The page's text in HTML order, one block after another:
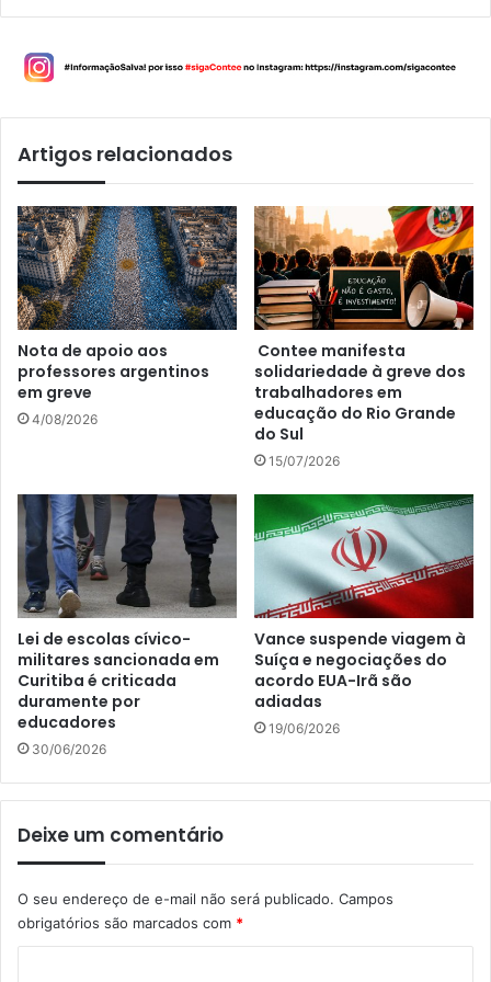
Artigos relacionados
Nota de apoio aos
professores argentinos
em greve
4/08/2026
Contee manifesta
solidariedade à greve dos
trabalhadores em
educação do Rio Grande
do Sul
15/07/2026
Lei de escolas cívico-
militares sancionada em
Curitiba é criticada
duramente por
educadores
30/06/2026
Vance suspende viagem à
Suíça e negociações do
acordo EUA-Irã são
adiadas
19/06/2026
Deixe um comentário
O seu endereço de e-mail não será publicado. Campos
obrigatórios são marcados com *